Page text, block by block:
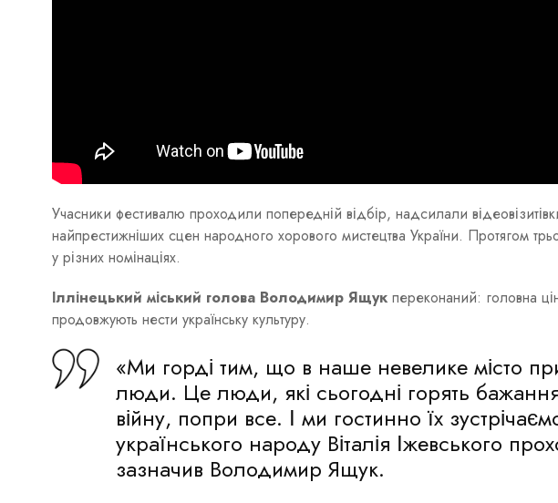
Учасники фестивалю проходили попередній відбір, надсилали
найпрестижніших сцен народного хорового мистецтва України. Протягом
у різних номінаціях.
Іллінецький міський голова Володимир Ящук переконаний: головна
продовжують нести українську культуру.
«Ми горді тим, що в наше невелике місто
люди. Це люди, які сьогодні горять
війну, попри все. І ми гостинно їх
українського народу Віталія Іжевського
зазначив Володимир Ящук.